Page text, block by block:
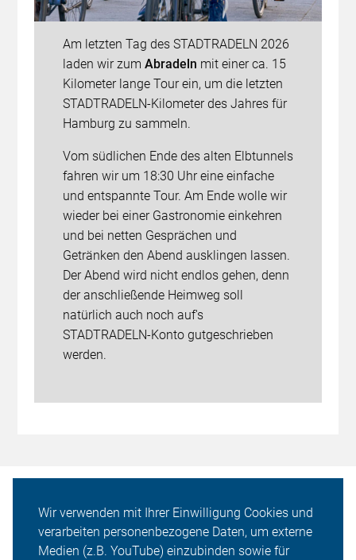
Wir verwenden mit Ihrer Einwilligung Cookies und
verarbeiten personenbezogene Daten, um externe
Medien (z.B. YouTube) einzubinden sowie für
Am letzten Tag des STADTRADELN 2026
laden wir zum Abradeln mit einer ca. 15
Kilometer lange Tour ein, um die letzten
STADTRADELN-Kilometer des Jahres für
Hamburg zu sammeln.
Vom südlichen Ende des alten Elbtunnels
fahren wir um 18:30 Uhr eine einfache
und entspannte Tour. Am Ende wolle wir
wieder bei einer Gastronomie einkehren
und bei netten Gesprächen und
Getränken den Abend ausklingen lassen.
Der Abend wird nicht endlos gehen, denn
der anschließende Heimweg soll
natürlich auch noch auf's
STADTRADELN-Konto gutgeschrieben
werden.
Förderer